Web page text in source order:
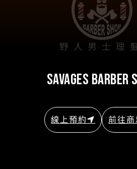
野人男士理
savages barber
線上預約 前往